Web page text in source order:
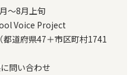
〜8月上旬
Voice Project
道府県47＋市区町村1741
問い合わせ